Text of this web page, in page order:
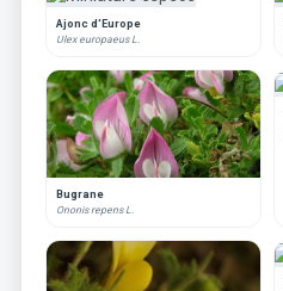
Ajonc d'Europe
Ulex europaeus L.
Bugrane
Ononis repens L.